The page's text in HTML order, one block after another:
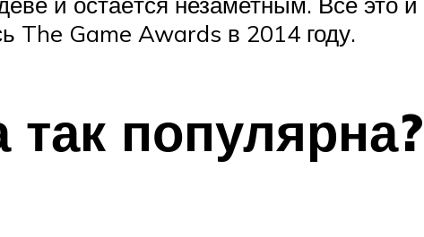
The Game Awards в 2014 году.